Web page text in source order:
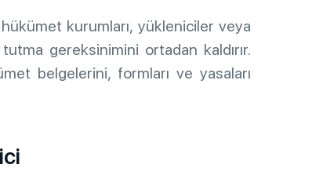
kurumları, yükleniciler veya
gereksinimini ortadan kaldırır.
belgelerini, formları ve yasaları